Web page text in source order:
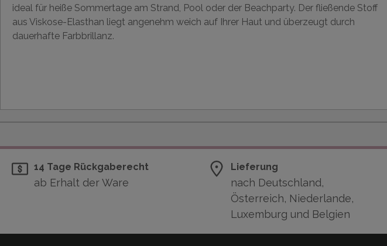
ideal für heiße Sommertage am Strand, Pool oder der Beachparty. Der fließende Stoff
aus Viskose-Elasthan liegt angenehm weich auf Ihrer Haut und überzeugt durch
dauerhafte Farbbrillanz.
14 Tage Rückgaberecht
ab Erhalt der Ware
Lieferung
nach Deutschland,
Österreich, Niederlande,
Luxemburg und Belgien